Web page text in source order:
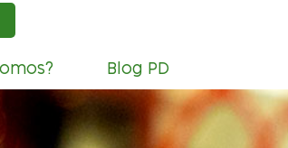
Blog PD